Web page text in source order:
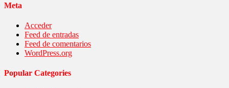
Meta
Acceder
Feed de entradas
Feed de comentarios
WordPress.org
Popular Categories